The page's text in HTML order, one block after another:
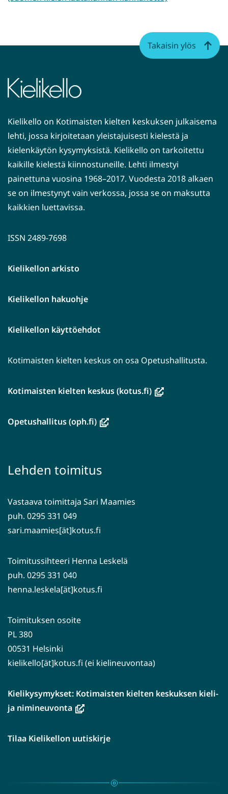
Kielikello on Kotimaisten kielten keskuksen julkaisema
lehti, jossa kirjoitetaan yleistajuisesti kielestä ja
kielenkäytön kysymyksistä. Kielikello on tarkoitettu
kaikille kielestä kiinnostuneille. Lehti ilmestyi
painettuna vuosina 1968–2017. Vuodesta 2018 alkaen
se on ilmestynyt vain verkossa, jossa se on maksutta
kaikkien luettavissa.
ISSN 2489-7698
Kielikellon arkisto
Kielikellon hakuohje
Kielikellon käyttöehdot
Kotimaisten kielten keskus on osa Opetushallitusta.
Kotimaisten kielten keskus (kotus.fi)(avautuu
Opetushallitus (oph.fi)(avautuu
toiseen
Lehden toimitus
Vastaava toimittaja Sari Maamies
puh. 0295 331 049
sari.maamies[ät]kotus.fi
Toimitussihteeri Henna Leskelä
puh. 0295 331 040
henna.leskela[ät]kotus.fi
Toimituksen osoite
PL 380
00531 Helsinki
kielikello[ät]kotus.fi (ei kielineuvontaa)
Kielikysymykset: Kotimaisten kielten keskuksen kieli-
ja nimineuvonta(avautuu
ikkunaan,
palveluun)
Tilaa Kielikellon uutiskirje
Takaisin ylös